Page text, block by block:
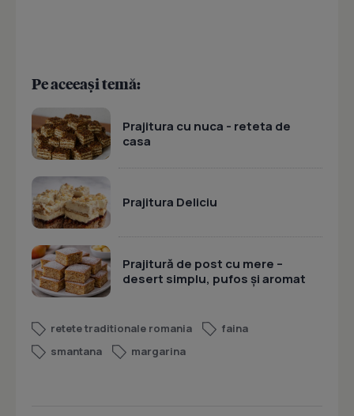
Pe aceeași temă:
Prajitura cu nuca - reteta de
casa
Prajitura Deliciu
Prajitură de post cu mere –
desert simplu, pufos și aromat
retete traditionale romania
faina
smantana
margarina